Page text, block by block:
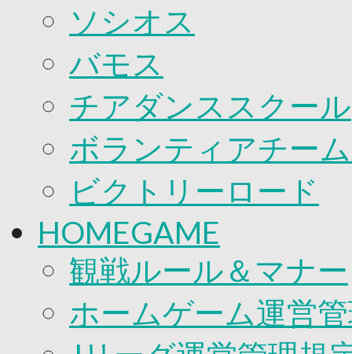
ソシオス
バモス
チアダンススクール
ボランティアチー
ビクトリーロード
HOMEGAME
観戦ルール＆マナー
ホームゲーム運営